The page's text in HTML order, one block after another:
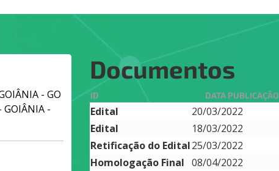
- GO
GOIÂNIA -
Documentos
ID DATA PUBLICAÇÃO
Edital 20/03/2022
Edital
18/03/2022
Retificação do Edital25/03/2022
Homologação Final 08/04/2022